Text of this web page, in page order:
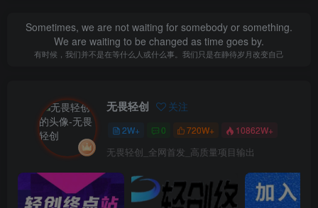
Sometimes, we are not waiting for somebody or something.
We are waiting to be changed as time goes by.
有时候，我们并不是在等什么人或什么事。我们只是在静待岁月改变自己
无畏轻创 关注
2W+ 0 720W+ 10862W+
无畏轻创_全网首发_高质量项目输出